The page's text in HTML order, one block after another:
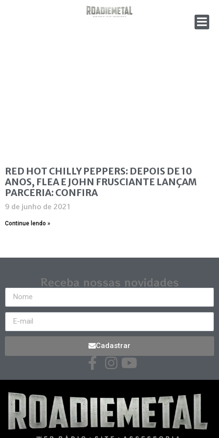
RED HOT CHILLY PEPPERS: DEPOIS DE 10
ANOS, FLEA E JOHN FRUSCIANTE LANÇAM
PARCERIA: CONFIRA
9 de junho de 2021
Continue lendo »
Receba nossas novidades
Cadastrar